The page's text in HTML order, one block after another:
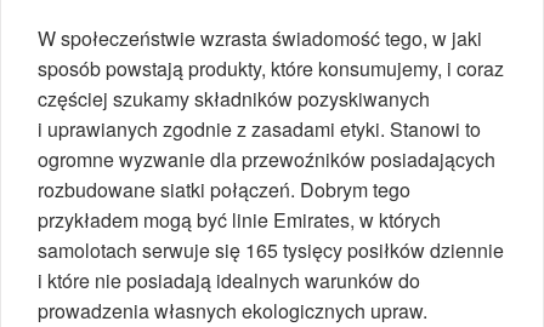
W społeczeństwie wzrasta świadomość tego, w jaki
sposób powstają produkty, które konsumujemy, i coraz
częściej szukamy składników pozyskiwanych
i uprawianych zgodnie z zasadami etyki. Stanowi to
ogromne wyzwanie dla przewoźników posiadających
rozbudowane siatki połączeń. Dobrym tego
przykładem mogą być linie Emirates, w których
samolotach serwuje się 165 tysięcy posiłków dziennie
i które nie posiadają idealnych warunków do
prowadzenia własnych ekologicznych upraw.